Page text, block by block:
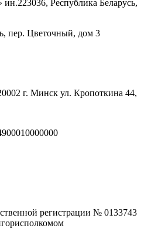
Республика Беларусь,
пер. Цветочный, дом 3
г. Минск ул. Кропоткина 44,
регистрации № 0133743